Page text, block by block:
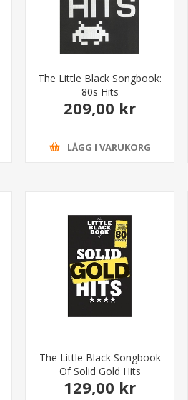
The Little Black Songbook:
80s Hits
209,00 kr
LÄGG I VARUKORG
The Little Black Songbook
Of Solid Gold Hits
129,00 kr